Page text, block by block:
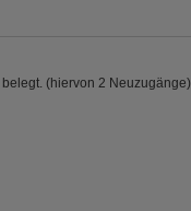
(hiervon 2 Neuzugänge)